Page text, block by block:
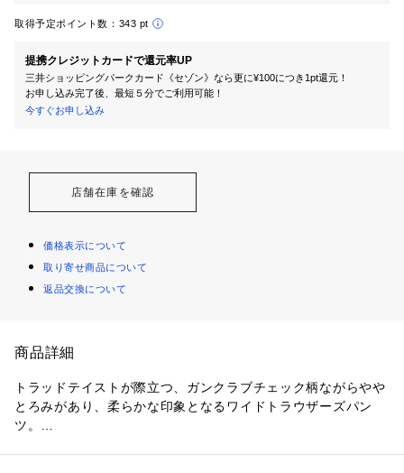
取得予定ポイント数： 343 pt
提携クレジットカードで還元率UP
三井ショッピングパークカード《セゾン》なら更に¥100につき1pt還元！
お申し込み完了後、最短５分でご利用可能！
今すぐお申し込み
店舗在庫を確認
価格表示について
取り寄せ商品について
返品交換について
商品詳細
トラッドテイストが際立つ、ガンクラブチェック柄ながらやや
とろみがあり、柔らかな印象となるワイドトラウザーズパン
ツ。